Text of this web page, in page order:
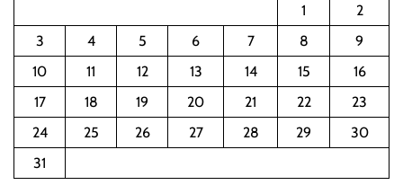
1
2
3
4 5 6 7 8
9
10
11 12 13 14 15
16
17
18 19 20 21 22
23
24
25 26 27 28 29
30
31